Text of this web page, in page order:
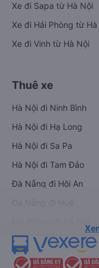
Xe đi Sapa từ Hà Nội
Xe đi Hải Phòng từ
Xe đi Vinh từ Hà Nội
Thuê xe
Hà Nội đi Ninh Bình
Hà Nội đi Hạ Long
Hà Nội đi Sa Pa
Hà Nội đi Tam Đảo
Đà Nẵng đi Hội An